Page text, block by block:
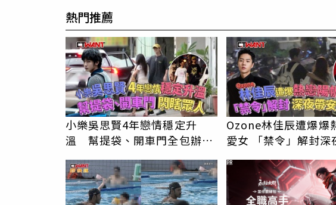
熱門推薦
小樂吳思賢4年戀情穩定升
溫 幫提袋、開車門全包辦閃
瞎眾人
Ozone林佳辰遭爆爆
愛女 「禁令」解封深夜帶安吉
返家
PR